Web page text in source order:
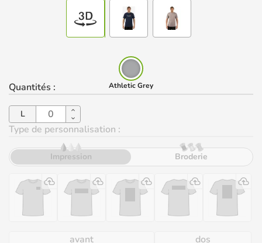
Athletic Grey
Quantités :
L
Type de personnalisation :
Impression Broderie
avant
dos